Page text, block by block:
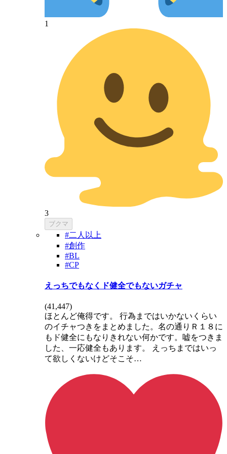
1
3
ブクマ
#二人以上
#創作
#BL
#CP
えっちでもなくド健全でもないガチャ
(41,447)
ほとんど俺得です。 行為まではいかないくらい
のイチャつきをまとめました。名の通りＲ１８に
もド健全にもなりきれない何かです。嘘をつきま
した、一応健全もあります。 えっちまではいっ
て欲しくないけどそこそ…